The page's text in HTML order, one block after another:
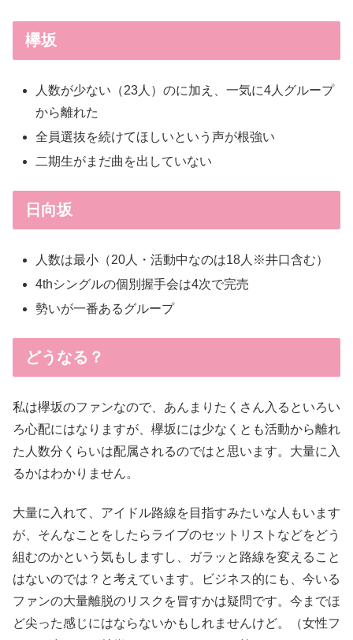
欅坂
人数が少ない（23人）のに加え、一気に4人グループ
から離れた
全員選抜を続けてほしいという声が根強い
二期生がまだ曲を出していない
日向坂
人数は最小（20人・活動中なのは18人※井口含む）
4thシングルの個別握手会は4次で完売
勢いが一番あるグループ
どうなる？
私は欅坂のファンなので、あんまりたくさん入るといろい
ろ心配にはなりますが、欅坂には少なくとも活動から離れ
た人数分くらいは配属されるのではと思います。大量に入
るかはわかりません。
大量に入れて、アイドル路線を目指すみたいな人もいます
が、そんなことをしたらライブのセットリストなどをどう
組むのかという気もしますし、ガラッと路線を変えること
はないのでは？と考えています。ビジネス的にも、今いる
ファンの大量離脱のリスクを冒すかは疑問です。今までほ
ど尖った感じにはならないかもしれませんけど。（女性フ